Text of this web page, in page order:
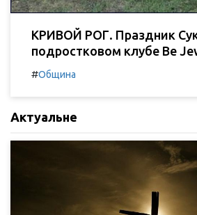
КРИВОЙ РОГ. Праздник
подростковом клубе Be
#Община
Актуальне